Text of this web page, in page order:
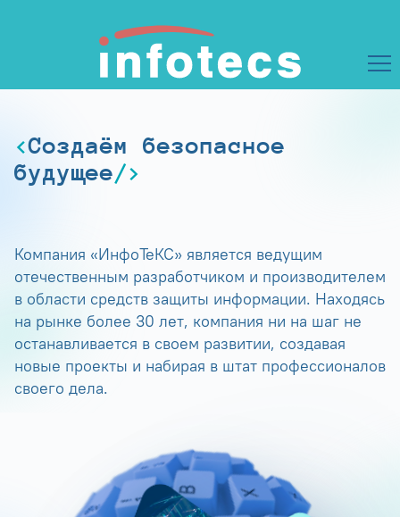
Создаём безопасное
будущее
Компания «ИнфоТеКС» является ведущим
отечественным разработчиком и производителем
в области средств защиты информации. Находясь
на рынке более 30 лет, компания ни на шаг не
останавливается в своем развитии, создавая
новые проекты и набирая в штат профессионалов
своего дела.